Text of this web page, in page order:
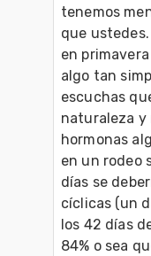
tenemos
que
en
algo tan
escuchas
naturaleza y
hormonas
en un rodeo
días se
cíclicas (un
los 42 días
84% o sea